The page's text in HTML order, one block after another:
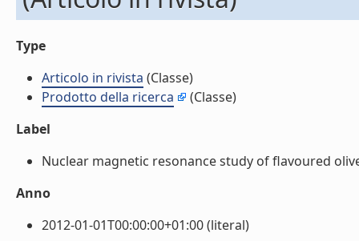
Type
Articolo in rivista (Classe)
Prodotto della ricerca
(Classe)
Label
Nuclear magnetic resonance study of flavoured
Anno
2012-01-01T00:00:00+01:00 (literal)